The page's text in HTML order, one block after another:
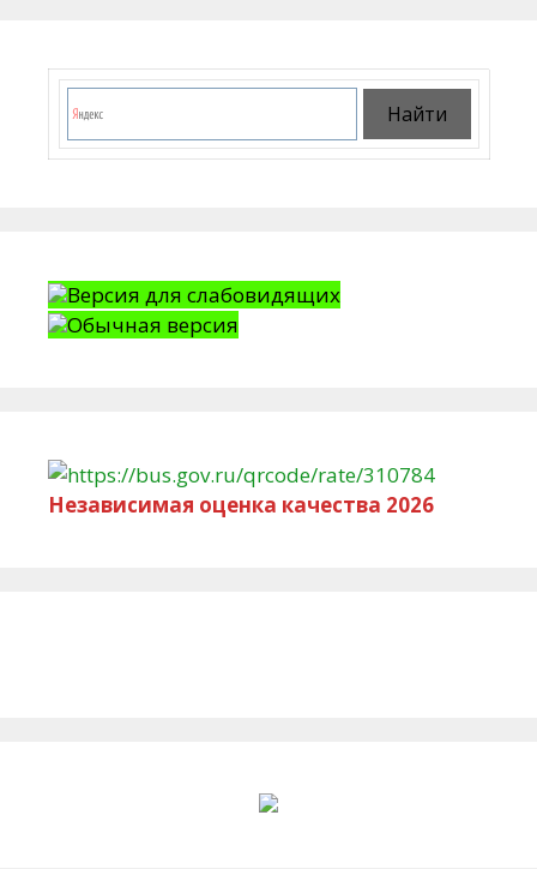
Версия для слабовидящих
Обычная версия
Независимая оценка качества 2026